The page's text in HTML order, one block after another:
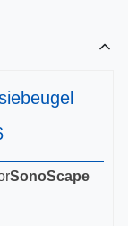
SonoScape